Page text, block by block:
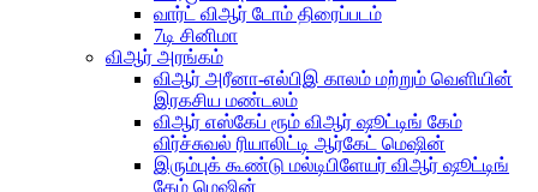
வார்ட் விஆர் டோம் திரைப்படம்
7டி சினிமா
விஆர் அரங்கம்
விஆர் அரீனா-எல்பிஇ காலம் மற்றும் வெளியின்
இரகசிய மண்டலம்
விஆர் எஸ்கேப் ரூம் விஆர் ஷூட்டிங் கேம்
விர்ச்சுவல் ரியாலிட்டி ஆர்கேட் மெஷின்
இரும்புக் கூண்டு மல்டிபிளேயர் விஆர் ஷூட்டிங்
கேம் மெஷின்